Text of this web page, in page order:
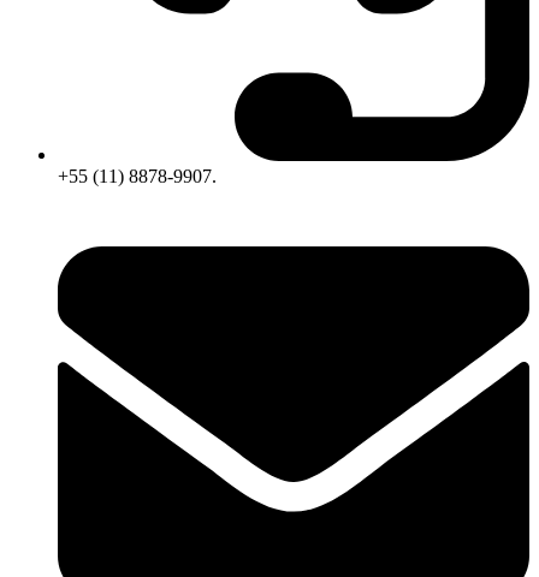
+55 (11) 8878-9907.